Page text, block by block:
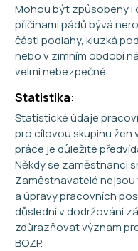
Mohou být způsobeny i
příčinami pádů bývá
části podlahy, kluzká
nebo v zimním období
velmi nebezpečné.
Statistika:
Statistické údaje
pro cílovou skupinu žen
práce je důležité
Někdy se zaměstnanci
Zaměstnavatelé
a úpravy pracovních
důslední v dodržování
zdůrazňovat význam
BOZP.